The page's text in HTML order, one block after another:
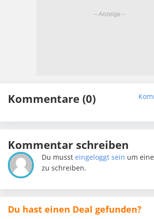
Kommentare (0)
Kommentar schreiben
Du mussteingeloggt sein um
zu schreiben.
Du hast einen Deal gefunden?